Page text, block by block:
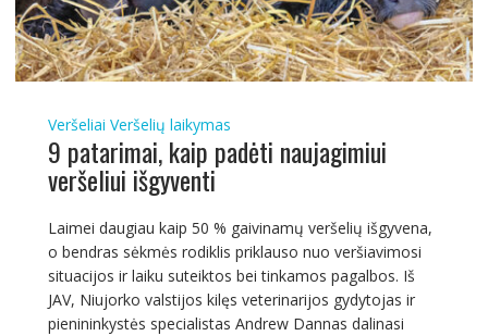
Veršeliai Veršelių laikymas
9 patarimai, kaip padėti naujagimiui
veršeliui išgyventi
Laimei daugiau kaip 50 % gaivinamų veršelių išgyvena,
o bendras sėkmės rodiklis priklauso nuo veršiavimosi
situacijos ir laiku suteiktos bei tinkamos pagalbos. Iš
JAV, Niujorko valstijos kilęs veterinarijos gydytojas ir
pienininkystės specialistas Andrew Dannas dalinasi